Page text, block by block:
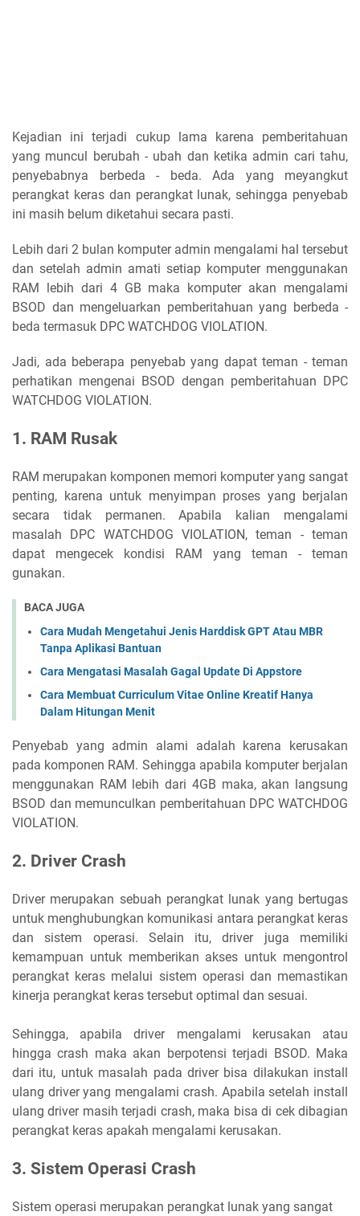
Kejadian ini terjadi cukup lama karena pemberitahuan
yang muncul berubah - ubah dan ketika admin cari tahu,
penyebabnya berbeda - beda. Ada yang meyangkut
perangkat keras dan perangkat lunak, sehingga penyebab
ini masih belum diketahui secara pasti.
Lebih dari 2 bulan komputer admin mengalami hal tersebut
dan setelah admin amati setiap komputer menggunakan
RAM lebih dari 4 GB maka komputer akan mengalami
BSOD dan mengeluarkan pemberitahuan yang berbeda -
beda termasuk DPC WATCHDOG VIOLATION.
Jadi, ada beberapa penyebab yang dapat teman - teman
perhatikan mengenai BSOD dengan pemberitahuan DPC
WATCHDOG VIOLATION.
1. RAM Rusak
RAM merupakan komponen memori komputer yang sangat
penting, karena untuk menyimpan proses yang berjalan
secara tidak permanen. Apabila kalian mengalami
masalah DPC WATCHDOG VIOLATION, teman - teman
dapat mengecek kondisi RAM yang teman - teman
gunakan.
BACA JUGA
Cara Mudah Mengetahui Jenis Harddisk GPT Atau MBR
Tanpa Aplikasi Bantuan
Cara Mengatasi Masalah Gagal Update Di Appstore
Cara Membuat Curriculum Vitae Online Kreatif Hanya
Dalam Hitungan Menit
Penyebab yang admin alami adalah karena kerusakan
pada komponen RAM. Sehingga apabila komputer berjalan
menggunakan RAM lebih dari 4GB maka, akan langsung
BSOD dan memunculkan pemberitahuan DPC WATCHDOG
VIOLATION.
2. Driver Crash
Driver merupakan sebuah perangkat lunak yang bertugas
untuk menghubungkan komunikasi antara perangkat keras
dan sistem operasi. Selain itu, driver juga memiliki
kemampuan untuk memberikan akses untuk mengontrol
perangkat keras melalui sistem operasi dan memastikan
kinerja perangkat keras tersebut optimal dan sesuai.
Sehingga, apabila driver mengalami kerusakan atau
hingga crash maka akan berpotensi terjadi BSOD. Maka
dari itu, untuk masalah pada driver bisa dilakukan install
ulang driver yang mengalami crash. Apabila setelah install
ulang driver masih terjadi crash, maka bisa di cek dibagian
perangkat keras apakah mengalami kerusakan.
3. Sistem Operasi Crash
Sistem operasi merupakan perangkat lunak yang sangat